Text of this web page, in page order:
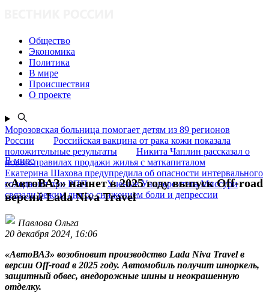
Общество
Экономика
Политика
В мире
Происшествия
О проекте
Морозовская больница помогает детям из 89 регионов
России
Российская вакцина от рака кожи показала
положительные результаты
Никита Чаплин рассказал о
новых правилах продажи жилья с маткапиталом
Екатерина Шахова предупредила об опасности интервального
голодания при РПП
Ученые Университета Миссури
связали режим дня со снижением боли и депрессии
В мире
«АвтоВАЗ» начнет в 2025 году выпуск Off-road
версий Lada Niva Travel
Павлова Ольга
20 декабря 2024, 16:06
«АвтоВАЗ» возобновит производство Lada Niva Travel в
версии Off-road в 2025 году. Автомобиль получит шноркель,
защитный обвес, внедорожные шины и неокрашенную
отделку.